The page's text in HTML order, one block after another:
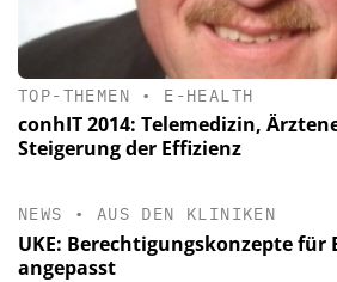
TOP-THEMEN • E-HEALTH
conhIT 2014: Telemedizin,
Steigerung der Effizienz
NEWS • AUS DEN KLINIKEN
UKE: Berechtigungskonzepte für
angepasst